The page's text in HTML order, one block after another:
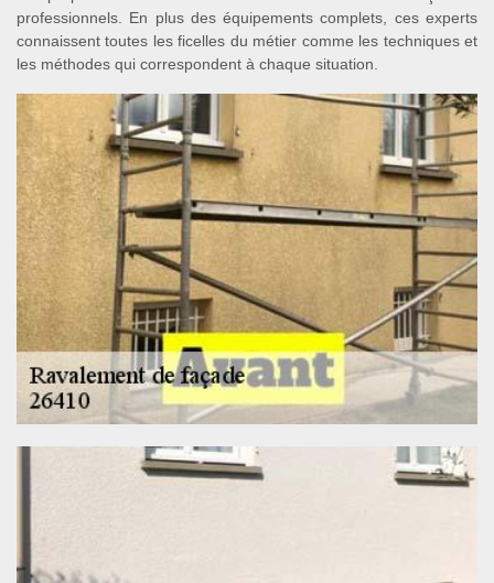
professionnels. En plus des équipements complets, ces experts
connaissent toutes les ficelles du métier comme les techniques et
les méthodes qui correspondent à chaque situation.